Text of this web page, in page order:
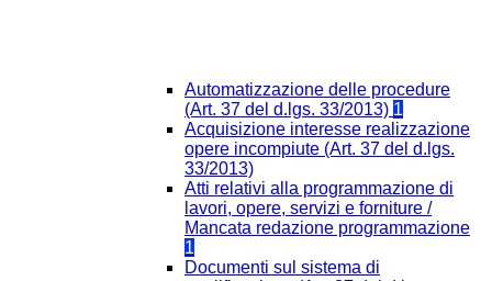
Automatizzazione delle procedure
(Art. 37 del d.lgs. 33/2013) 1
Acquisizione interesse realizzazione
opere incompiute (Art. 37 del d.lgs.
33/2013)
Atti relativi alla programmazione di
lavori, opere, servizi e forniture /
Mancata redazione programmazione
1
Documenti sul sistema di